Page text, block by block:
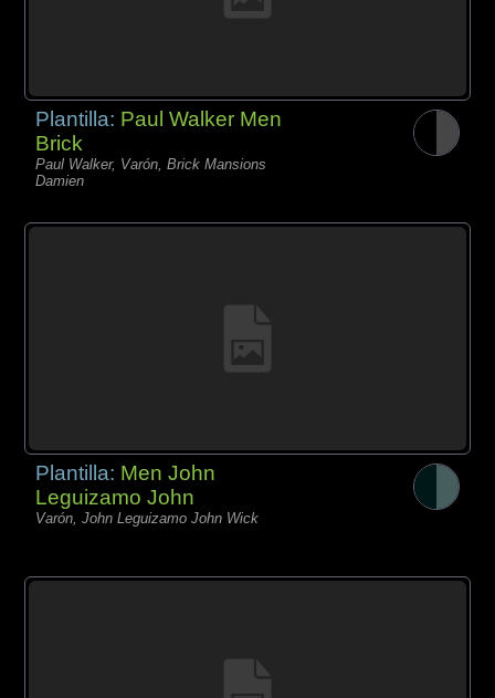
Plantilla: Paul Walker Men
Brick
Paul Walker, Varón, Brick Mansions
Damien
Plantilla: Men John
Leguizamo John
Varón, John Leguizamo John Wick